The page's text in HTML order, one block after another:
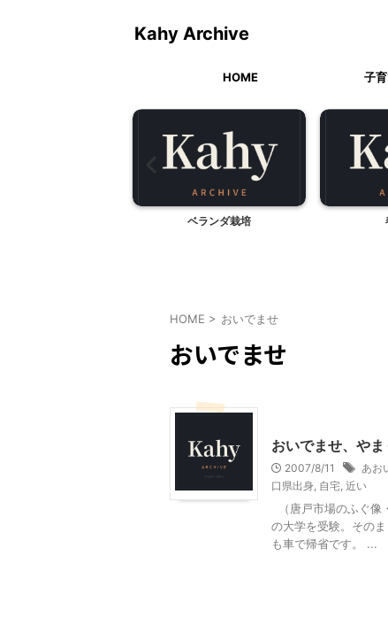
Kahy Archive
HOME 子
ベランダ栽培
HOME > おいでませ
おいでませ
おいでませ、やま
2007/8/11 あお
口県出身 自宅 近い
（唐戸市場のふぐ像
の大学を受験。その
も車で帰省です。 ...